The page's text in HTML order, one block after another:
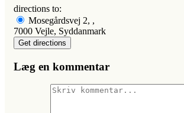
directions to:
Mosegårdsvej 2, ,
7000 Vejle, Syddanmark
Læg en kommentar